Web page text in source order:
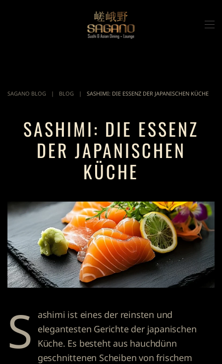
Zum Hauptinhalt springen
SAGANO BLOG BLOG SASHIMI: DIE ESSENZ DER JAPANISCHEN KÜCHE
SASHIMI: DIE ESSENZ
DER JAPANISCHEN
KÜCHE
S ashimi ist eines der reinsten und
elegantesten Gerichte der japanischen
Küche. Es besteht aus hauchdünn
geschnittenen Scheiben von frischem